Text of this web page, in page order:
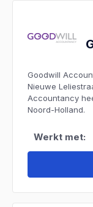
Goodwill
Nieuwe
Accountancy
Noord-Holland.
Werkt met: